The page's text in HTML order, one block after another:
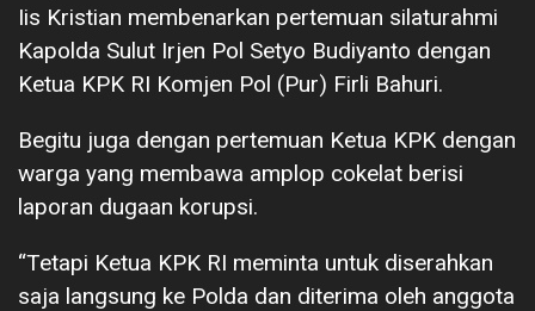
Iis Kristian membenarkan pertemuan silaturahmi
Kapolda Sulut Irjen Pol Setyo Budiyanto dengan
Ketua KPK RI Komjen Pol (Pur) Firli Bahuri.
Begitu juga dengan pertemuan Ketua KPK dengan
warga yang membawa amplop cokelat berisi
laporan dugaan korupsi.
“Tetapi Ketua KPK RI meminta untuk diserahkan
saja langsung ke Polda dan diterima oleh anggota